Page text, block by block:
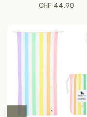
CHF 44.90